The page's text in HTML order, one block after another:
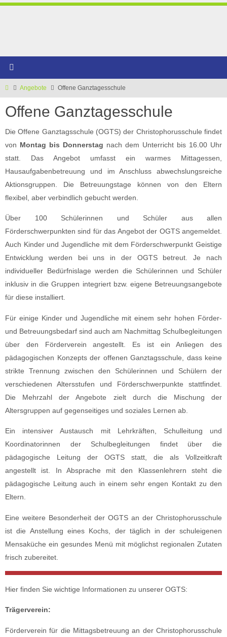
StartAngebote Offene Ganztagesschule
Offene Ganztagesschule
Die Offene Ganztagsschule (OGTS) der Christophorusschule findet
von Montag bis Donnerstag nach dem Unterricht bis 16.00 Uhr
statt. Das Angebot umfasst ein warmes Mittagessen,
Hausaufgabenbetreuung und im Anschluss abwechslungsreiche
Aktionsgruppen. Die Betreuungstage können von den Eltern
flexibel, aber verbindlich gebucht werden.
Über 100 Schülerinnen und Schüler aus allen
Förderschwerpunkten sind für das Angebot der OGTS angemeldet.
Auch Kinder und Jugendliche mit dem Förderschwerpunkt Geistige
Entwicklung werden bei uns in der OGTS betreut.Je nach
individueller Bedürfnislage werden die Schülerinnen und Schüler
inklusiv in die Gruppen integriert bzw. eigene Betreuungsangebote
für diese installiert.
Für einige Kinder und Jugendliche mit einem sehr hohen Förder-
und Betreuungsbedarf sind auch am Nachmittag Schulbegleitungen
über den Förderverein angestellt. Es ist ein Anliegen des
pädagogischen Konzepts der offenen Ganztagsschule, dass keine
strikte Trennung zwischen den Schülerinnen und Schülern der
verschiedenen Altersstufen und Förderschwerpunkte stattfindet.
Die Mehrzahl der Angebote zielt durch die Mischung der
Altersgruppen auf gegenseitiges und soziales Lernen ab.
Ein intensiver Austausch mit Lehrkräften, Schulleitung und
Koordinatorinnen der Schulbegleitungen findet über die
pädagogische Leitung der OGTS statt, die als Vollzeitkraft
angestellt ist. In Absprache mit den Klassenlehrern steht die
pädagogische Leitung auch in einem sehr engen Kontakt zu den
Eltern.
Eine weitere Besonderheit der OGTS an der Christophorusschule
ist die Anstellung eines Kochs, der täglich in der schuleigenen
Mensaküche ein gesundes Menü mit möglichst regionalen Zutaten
frisch zubereitet.
Hier finden Sie wichtige Informationen zu unserer OGTS:
Trägerverein:
Förderverein für die Mittagsbetreuung an der Christophorusschule